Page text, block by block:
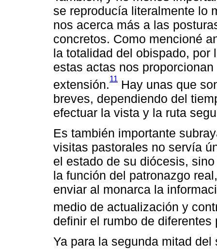
se reproducía literalmente lo
nos acerca más a las
concretos. Como mencioné
la totalidad del obispado, por
estas actas nos
extensión.11 Hay unas que
breves, dependiendo del
efectuar la vista y la ruta
Es también importante
visitas pastorales no servía
el estado de su diócesis,
la función del patronazgo
enviar al monarca la
medio de actualización y
definir el rumbo de
Ya para la segunda mitad